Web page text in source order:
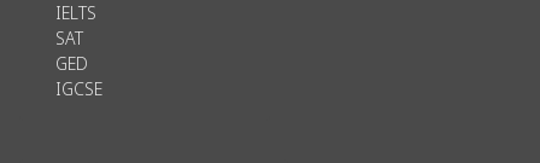
IELTS
SAT
GED
IGCSE